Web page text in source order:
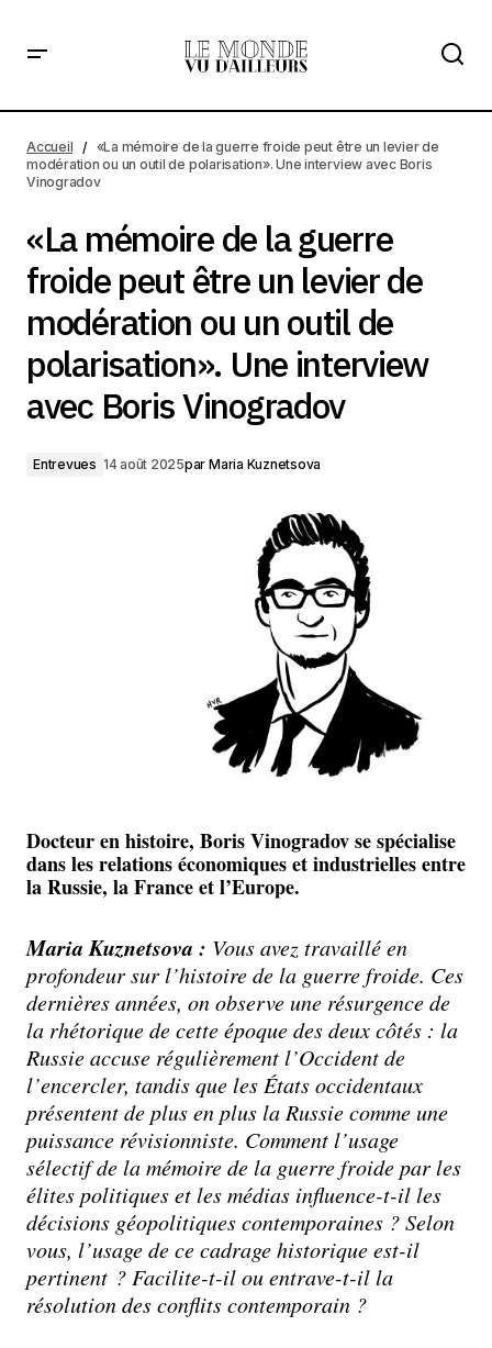
modération ou un outil de polarisation». Une interview
avec Boris Vinogradov
Accueil
«La mémoire de la guerre froide peut être un levier de
modération ou un outil de polarisation». Une interview avec Boris
Vinogradov
«La mémoire de la guerre
froide peut être un levier de
modération ou un outil de
polarisation». Une interview
avec Boris Vinogradov
Entrevues 14 août 2025par Maria Kuznetsova
Docteur en histoire, Boris Vinogradov se spécialise
dans les relations économiques et industrielles entre
la Russie, la France et l’Europe.
Maria Kuznetsova : Vous avez travaillé en
profondeur sur l’histoire de la guerre froide. Ces
dernières années, on observe une résurgence de
la rhétorique de cette époque des deux côtés : la
Russie accuse régulièrement l’Occident de
l’encercler, tandis que les États occidentaux
présentent de plus en plus la Russie comme une
puissance révisionniste. Comment l’usage
sélectif de la mémoire de la guerre froide par les
élites politiques et les médias influence-t-il les
décisions géopolitiques contemporaines ? Selon
vous, l’usage de ce cadrage historique est-il
pertinent ? Facilite-t-il ou entrave-t-il la
résolution des conflits contemporain ?